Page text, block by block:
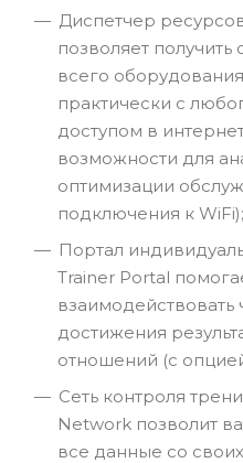
Диспетчер
позволяет
всего
практически с
доступом в
возможности для
оптимизации
подключения к WiFi);
Портал
Trainer Portal
взаимодействовать
достижения
отношений (с
Сеть контроля
Network позволит
все данные со